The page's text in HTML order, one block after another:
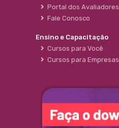
Portal dos Avaliadores
Fale Conosco
Ensino e Capacitação
Cursos para Você
Cursos para Empresas